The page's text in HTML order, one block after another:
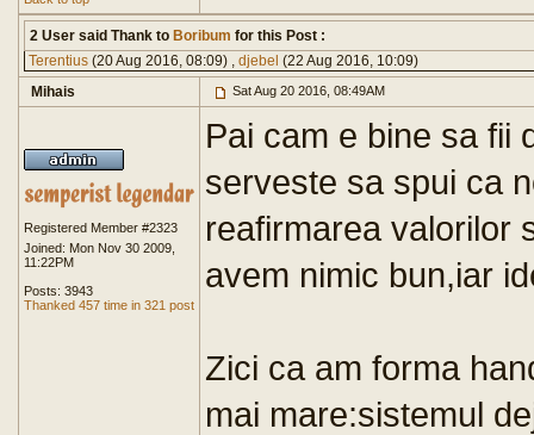
2 User said Thank to Boribum for this Post :
Terentius (20 Aug 2016, 08:09) , djebel (22 Aug 2016, 10:09)
Mihais
Sat Aug 20 2016, 08:49AM
Registered Member #2323
Joined: Mon Nov 30 2009,
11:22PM
Posts: 3943
Thanked 457 time in 321 post
Pai cam e bine sa fii
serveste sa spui ca
reafirmarea valorilor
avem nimic bun,iar
Zici ca am forma
mai mare:sistemul